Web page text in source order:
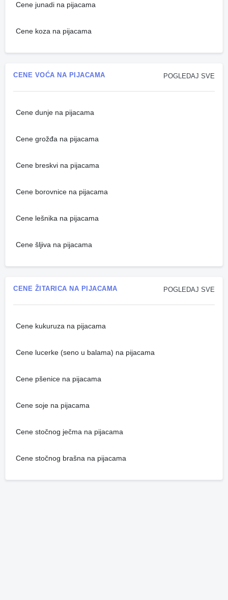
Cene junadi na pijacama
Cene koza na pijacama
POGLEDAJ SVE
CENE VOĆA NA PIJACAMA
Cene dunje na pijacama
Cene grožđa na pijacama
Cene breskvi na pijacama
Cene borovnice na pijacama
Cene lešnika na pijacama
Cene šljiva na pijacama
POGLEDAJ SVE
CENE ŽITARICA NA PIJACAMA
Cene kukuruza na pijacama
Cene lucerke (seno u balama) na pijacama
Cene pšenice na pijacama
Cene soje na pijacama
Cene stočnog ječma na pijacama
Cene stočnog brašna na pijacama